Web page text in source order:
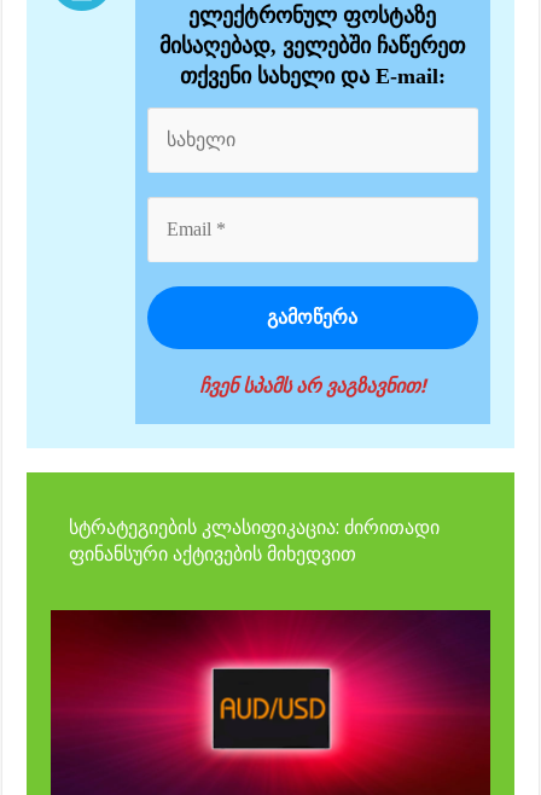
ელექტრონულ ფოსტაზე
მისაღებად, ველებში ჩაწერეთ
თქვენი სახელი და E-mail:
ჩვენ სპამს არ ვაგზავნით!
სტრატეგიების კლასიფიკაცია: ძირითადი
ფინანსური აქტივების მიხედვით